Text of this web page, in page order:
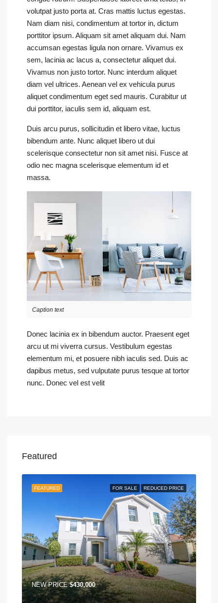
volutpat justo porta at. Cras mattis luctus egestas.
Nam diam nisi, condimentum at tortor in, dictum
porttitor ipsum. Aliquam sit amet aliquam dui. Nam
accumsan egestas ligula non ornare. Vivamus ex
sem, lacinia ac lacus a, consectetur aliquet dui.
Vivamus non justo tortor. Nunc interdum aliquet
diam vel ultrices. Aenean vel ex vehicula purus
aliquet condimentum eget sed mauris. Curabitur ut
dui porttitor, iaculis sem id, aliquam est.
Duis arcu purus, sollicitudin et libero vitae, luctus
bibendum ante. Nunc aliquet libero ut dui
scelerisque consectetur non sit amet nisi. Fusce at
odio nec magna scelerisque elementum id et
massa.
Caption text
Donec lacinia ex in bibendum auctor. Praesent eget
arcu ut mi viverra cursus. Vestibulum egestas
elementum mi, et posuere nibh iaculis sed. Duis ac
dapibus metus, sed vulputate purus tesque at tortor
nunc. Donec vel est velit
Featured
FOR SALE REDUCED PRICE
FEATURED
NEW PRICE$430,000